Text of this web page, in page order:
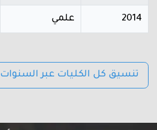
2014 علمي
تنسيق كل الكليات عبر السنوات